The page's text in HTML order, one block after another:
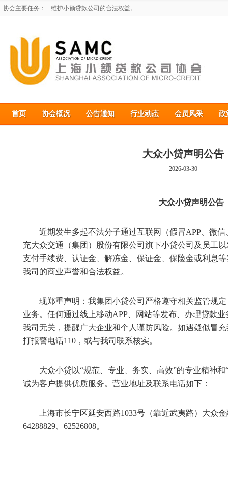
协会主要任务：
维护小额贷款公司的合法权益。
维护小额贷款公司的合法权益。
开展与外省市小额贷款公司协会和经济组织的联系，加强跨地域
首页 协会概况 公告通知 行业动态 会员风采 政
大众小贷声明公告
2026-03-30
大众小贷声明公告
近期发生多起不法分子通过互联网（假冒APP、微
充大众交通（集团）股份有限公司旗下小贷公司及员工
支付手续费、认证金、解冻金、保证金、保险金或利息
我司的商业声誉和合法权益。
现郑重声明：我集团小贷公司严格遵守相关监管规
业务。任何通过线上移动APP、网站等发布、办理贷款
我司无关，提醒广大企业和个人谨防风险。如遇疑似冒
打报警电话110，或与我司联系核实。
大众小贷以“规范、专业、务实、高效”的专业精神
诚为客户提供优质服务。营业地址及联系电话如下：
上海市长宁区延安西路1033号（靠近武夷路）大众
64288829、62526808。